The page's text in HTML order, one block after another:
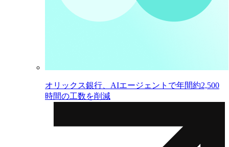
オリックス銀行、AIエージェントで年間約2,500
時間の工数を削減